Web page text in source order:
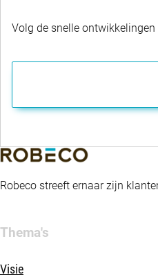
Volg de snelle
Robeco streeft ernaar zijn
Thema's
Visie